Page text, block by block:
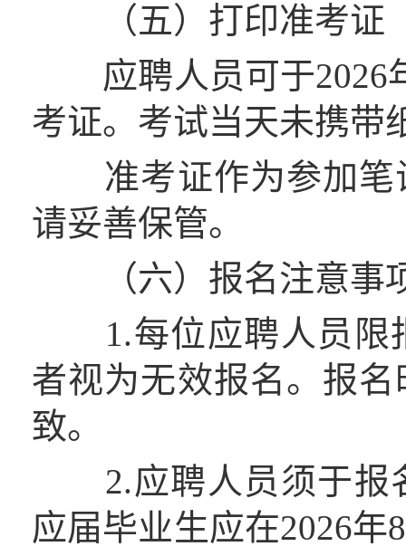
（五）打印准考证
应聘人员可于2026
考证。考试当天未携带
准考证作为参加笔
请妥善保管。
（六）报名注意事
1.每位应聘人员限
者视为无效报名。报
致。
2.应聘人员须于报
应届毕业生应在2026